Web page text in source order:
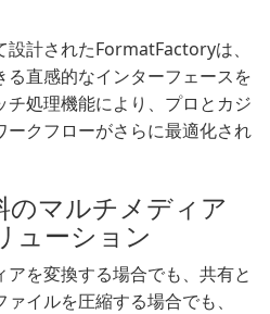
計されたFormatFactoryは、
直感的なインターフェースを
処理機能により、プロとカジ
ークフローがさらに最適化され
のマルチメディア
ューション
を変換する場合でも、共有と
イルを圧縮する場合でも、